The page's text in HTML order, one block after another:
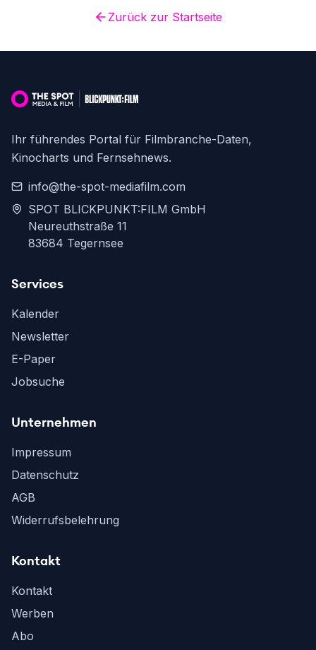
Zurück zur Startseite
Ihr führendes Portal für Filmbranche-Daten,
Kinocharts und Fernsehnews.
info@the-spot-mediafilm.com
SPOT BLICKPUNKT:FILM GmbH
Neureuthstraße 11
83684 Tegernsee
Services
Kalender
Newsletter
E-Paper
Jobsuche
Unternehmen
Impressum
Datenschutz
AGB
Widerrufsbelehrung
Kontakt
Kontakt
Werben
Abo